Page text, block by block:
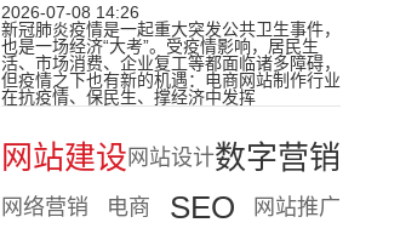
2026-07-08 14:26
新冠肺炎疫情是一起重大突发公共卫生事件，
也是一场经济“大考”。受疫情影响，居民生
活、市场消费、企业复工等都面临诸多障碍，
但疫情之下也有新的机遇：电商网站制作行业
在抗疫情、保民生、撑经济中发挥
网站建设 网站设计数字营销
网络营销 电商 SEO 网站推广